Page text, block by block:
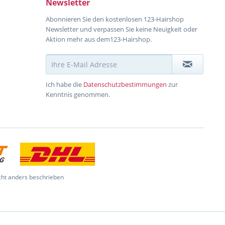
Newsletter
Abonnieren Sie den kostenlosen 123-Hairshop
Newsletter und verpassen Sie keine Neuigkeit oder
Aktion mehr aus dem123-Hairshop.
Ich habe die Datenschutzbestimmungen zur
Kenntnis genommen.
anders beschrieben